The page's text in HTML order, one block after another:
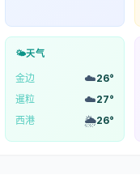
🌤️天气
金边 ☁️26°
暹粒
☁️27°
西港
🌦️26°